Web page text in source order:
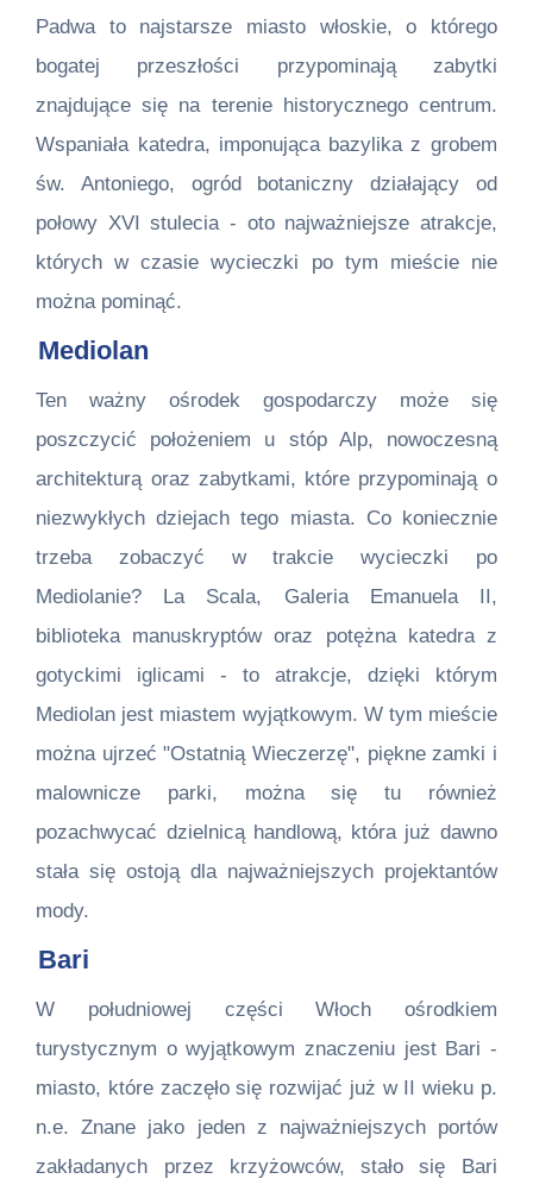
Padwa to najstarsze miasto włoskie, o którego
bogatej przeszłości przypominają zabytki
znajdujące się na terenie historycznego centrum.
Wspaniała katedra, imponująca bazylika z grobem
św. Antoniego, ogród botaniczny działający od
połowy XVI stulecia - oto najważniejsze atrakcje,
których w czasie wycieczki po tym mieście nie
można pominąć.
Mediolan
Ten ważny ośrodek gospodarczy może się
poszczycić położeniem u stóp Alp, nowoczesną
architekturą oraz zabytkami, które przypominają o
niezwykłych dziejach tego miasta. Co koniecznie
trzeba zobaczyć w trakcie wycieczki po
Mediolanie? La Scala, Galeria Emanuela II,
biblioteka manuskryptów oraz potężna katedra z
gotyckimi iglicami - to atrakcje, dzięki którym
Mediolan jest miastem wyjątkowym. W tym mieście
można ujrzeć "Ostatnią Wieczerzę", piękne zamki i
malownicze parki, można się tu również
pozachwycać dzielnicą handlową, która już dawno
stała się ostoją dla najważniejszych projektantów
mody.
Bari
W południowej części Włoch ośrodkiem
turystycznym o wyjątkowym znaczeniu jest Bari -
miasto, które zaczęło się rozwijać już w II wieku p.
n.e. Znane jako jeden z najważniejszych portów
zakładanych przez krzyżowców, stało się Bari